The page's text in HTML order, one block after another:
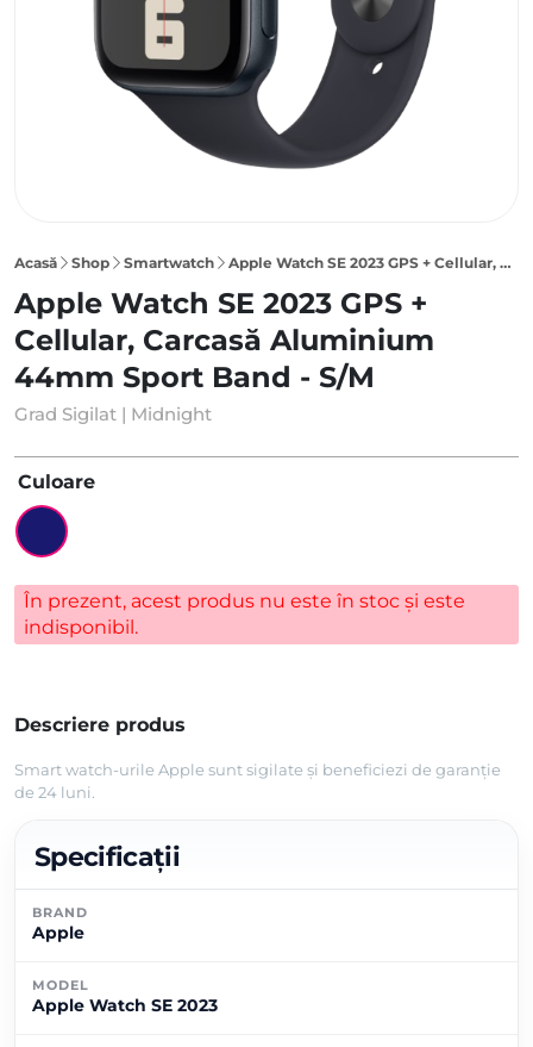
Acasă Shop Smartwatch Apple Watch SE 2023 GPS + Cellular, Carcasă Midnight Aluminium 44mm, Midnight Sport Band – S/M
Apple Watch SE 2023 GPS +
Cellular, Carcasă Aluminium
44mm Sport Band - S/M
Grad Sigilat | Midnight
Culoare
În prezent, acest produs nu este în stoc și este
indisponibil.
Descriere produs
Smart watch-urile Apple sunt sigilate și beneficiezi de garanție
de 24 luni.
Specificații
BRAND
Apple
MODEL
Apple Watch SE 2023